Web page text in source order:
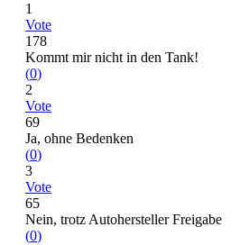
1
Vote
178
Kommt mir nicht in den Tank!
(0)
2
Vote
69
Ja, ohne Bedenken
(0)
3
Vote
65
Nein, trotz Autohersteller Freigabe
(0)